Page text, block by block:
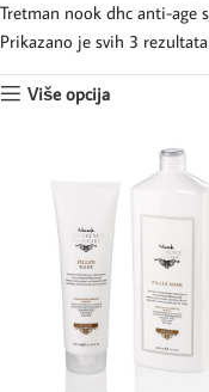
Tretman nook dhc anti-age
Prikazano je svih 3 rezultata
Više opcija